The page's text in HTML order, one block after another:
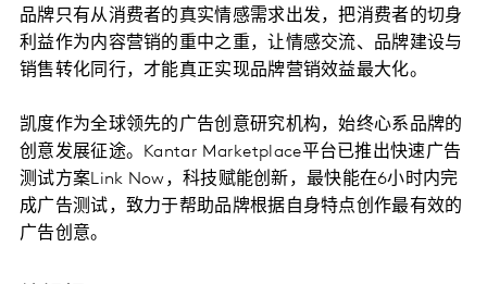
品牌只有从消费者的真实情感需求出发，把消费者的切身
利益作为内容营销的重中之重，让情感交流、品牌建设与
销售转化同行，才能真正实现品牌营销效益最大化。
凯度作为全球领先的广告创意研究机构，始终心系品牌的
创意发展征途。Kantar Marketplace平台已推出快速广告
测试方案Link Now，科技赋能创新，最快能在6小时内完
成广告测试，致力于帮助品牌根据自身特点创作最有效的
广告创意。